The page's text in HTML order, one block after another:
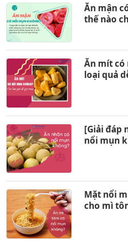
Ăn mận
thế nào
Ăn mít có
loại quả
[Giải đáp
nổi mụn
Mặt nổi
cho mì